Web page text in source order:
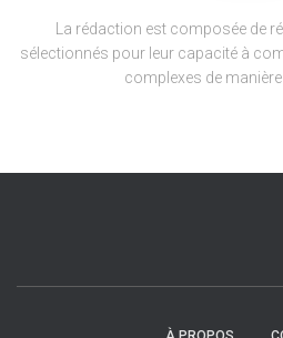
La rédaction est composée de
sélectionnés pour leur capacité à
complexes de manière